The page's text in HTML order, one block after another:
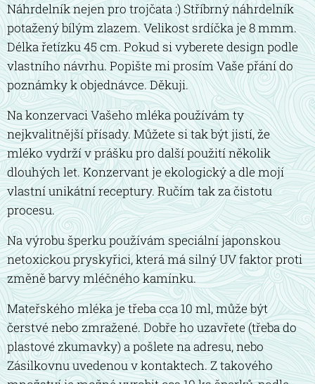
Náhrdelník nejen pro trojčata :) Stříbrný náhrdelník
potažený bílým zlazem. Velikost srdíčka je 8 mmm.
Délka řetízku 45 cm. Pokud si vyberete design podle
vlastního návrhu. Popište mi prosím Vaše přání do
poznámky k objednávce. Děkuji.
Na konzervaci Vašeho mléka používám ty
nejkvalitnější přísady. Můžete si tak být jistí, že
mléko vydrží v prášku pro další použití několik
dlouhých let. Konzervant je ekologický a dle mojí
vlastní unikátní receptury. Ručím tak za čistotu
procesu.
Na výrobu šperku používám speciální japonskou
netoxickou pryskyřici, která má silný UV faktor proti
změně barvy mléčného kamínku.
Mateřského mléka je třeba cca 10 ml, může být
čerstvé nebo zmražené. Dobře ho uzavřete (třeba do
plastové zkumavky) a pošlete na adresu, nebo
Zásilkovnu uvedenou v kontaktech. Z takového